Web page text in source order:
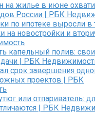
на жилье в июне
России | РБК
по ипотеке выросли в
на новостройки и
капельный полив:
| РБК
срок завершения
проектов | РБК
или отпариватель:
| РБК